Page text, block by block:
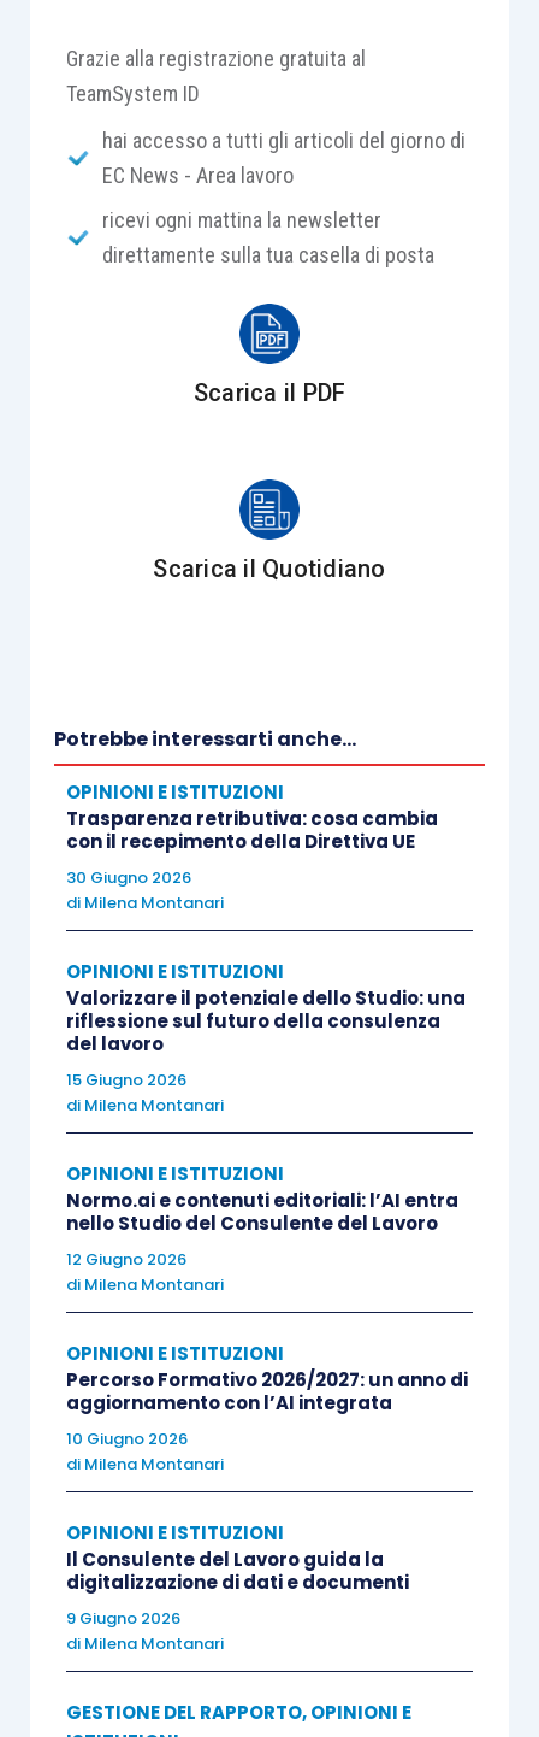
Grazie alla registrazione gratuita al
TeamSystem ID
hai accesso a tutti gli articoli del giorno di
EC News - Area lavoro
ricevi ogni mattina la newsletter
direttamente sulla tua casella di posta
Scarica il PDF
Scarica il Quotidiano
Potrebbe interessarti anche...
OPINIONI E ISTITUZIONI
Trasparenza retributiva: cosa cambia
con il recepimento della Direttiva UE
30 Giugno 2026
di Milena Montanari
OPINIONI E ISTITUZIONI
Valorizzare il potenziale dello Studio: una
riflessione sul futuro della consulenza
del lavoro
15 Giugno 2026
di Milena Montanari
OPINIONI E ISTITUZIONI
Normo.ai e contenuti editoriali: l’AI entra
nello Studio del Consulente del Lavoro
12 Giugno 2026
di Milena Montanari
OPINIONI E ISTITUZIONI
Percorso Formativo 2026/2027: un anno di
aggiornamento con l’AI integrata
10 Giugno 2026
di Milena Montanari
OPINIONI E ISTITUZIONI
Il Consulente del Lavoro guida la
digitalizzazione di dati e documenti
9 Giugno 2026
di Milena Montanari
GESTIONE DEL RAPPORTO,OPINIONI E